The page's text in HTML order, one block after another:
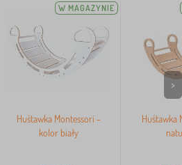
W MAGAZYNIE
Huśtawka Montessori -
kolor biały
Huśtawka
>